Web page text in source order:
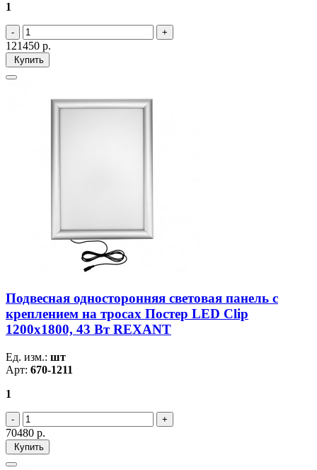
1
121450 р.
Купить
Подвесная односторонняя световая панель с
креплением на тросах Постер LED Clip
1200х1800, 43 Вт REXANT
Ед. изм.: шт
Арт: 670-1211
1
70480 р.
Купить